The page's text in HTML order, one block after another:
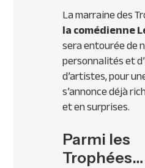
La marraine des
la comédienne
sera entourée de
personnalités et
d’artistes, pour
s’annonce déjà
et en surprises.
Parmi les
Trophées…